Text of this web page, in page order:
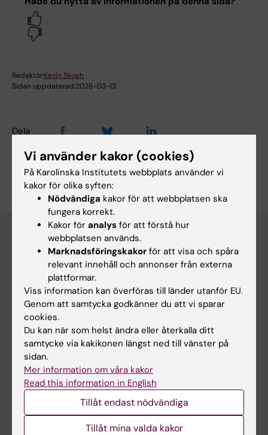
Redaktör:Kevin Skogh
Sidan uppdaterad:2026-03-13
Dela
Huvudmeny
Utbildning
Forskarutbildning
Forskning
Om KI
På gång
Nyheter
Kalender
Vi använder kakor (cookies)
På Karolinska Institutets webbplats använder vi
kakor för olika syften:
Nödvändiga kakor för att webbplatsen ska
fungera korrekt.
Kakor för analys för att förstå hur
webbplatsen används.
Marknadsföringskakor för att visa och spåra
relevant innehåll och annonser från externa
plattformar.
Viss information kan överföras till länder utanför EU.
Genom att samtycka godkänner du att vi sparar
cookies.
Du kan när som helst ändra eller återkalla ditt
samtycke via kakikonen längst ned till vänster på
sidan.
Mer information om våra kakor
Read this information in English
Tillåt endast nödvändiga
Tillåt mina valda kakor